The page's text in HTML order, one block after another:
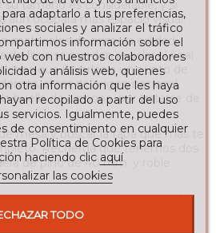
su tamaño es considerable, y si
aún ocupará más espacio visual.
materiales de primera calidad,
de forja se pueden reciclar al final
que llevarlos a un punto de
al ser de origen nacional,
huella de carbono, por tratarse de
mesa y buscar la tapa que más te
Recuerda que tenemos dos
de pino de 40 mm. y roble
a pie de calle o de portal, la
está obligada a subirla a su
adaptarlo a tus preferencias,
sociales y analizar el tráfico
información sobre el
con nuestros colaboradores
y análisis web, quienes
otra información que les haya
recopilado a partir del uso
servicios. Igualmente, puedes
de consentimiento en cualquier
Política de Cookies para
haciendo clic aquí
las cookies
TODO